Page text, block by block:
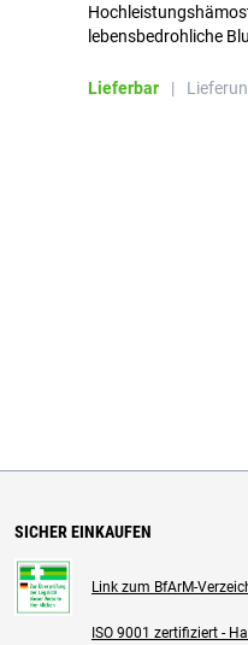
lebensbedrohliche
Lieferbar |
SICHER EINKAUFEN
Link zum BfArM-
ISO 9001 zertifiziert -